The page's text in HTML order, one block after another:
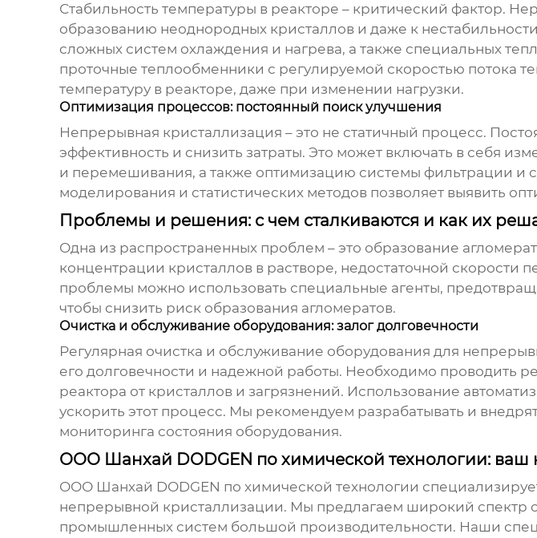
Стабильность температуры в реакторе – критический фактор.
образованию неоднородных кристаллов и даже к
сложных систем охлаждения и нагрева, а также специальных
проточные теплообменники с регулируемой скоростью потока
температуру в реакторе, даже при изменении нагрузки.
Оптимизация процессов: постоянный поиск улучшения
Непрерывная кристаллизация – это не статичный процесс.
эффективность и снизить затраты. Это может включать в себя
и перемешивания, а также оптимизацию системы фильтрации и
моделирования и статистических методов позволяет выявить
Проблемы и решения: с чем сталкиваются и как их
Одна из распространенных проблем – это образование
концентрации кристаллов в растворе, недостаточной
проблемы можно использовать специальные агенты,
чтобы снизить риск образования агломератов.
Очистка и обслуживание оборудования: залог долговечности
Регулярная очистка и обслуживание оборудования для
его долговечности и надежной работы. Необходимо проводить
реактора от кристаллов и загрязнений. Использование
ускорить этот процесс. Мы рекомендуем разрабатывать и
мониторинга состояния оборудования.
ООО Шанхай DODGEN по химической технологии:
ООО Шанхай DODGEN по химической технологии
непрерывной кристаллизации. Мы предлагаем широкий спектр
промышленных систем большой производительности. Наши